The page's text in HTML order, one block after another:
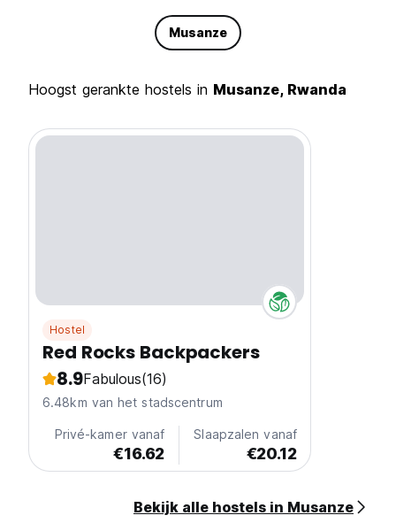
Musanze
Hoogst gerankte hostels in Musanze, Rwanda
Hostel
Red Rocks Backpackers
8.9Fabulous(16)
6.48km van het stadscentrum
Privé-kamer vanaf
€16.62
Slaapzalen vanaf
€20.12
Bekijk alle hostels in Musanze